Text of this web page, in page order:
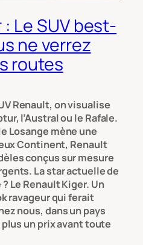
Le SUV best-
ne verrez
routes
Renault, on visualise
l’Austral ou le Rafale.
Losange mène une
Continent, Renault
conçus sur mesure
La star actuelle de
Le Renault Kiger. Un
ravageur qui ferait
nous, dans un pays
un prix avant toute